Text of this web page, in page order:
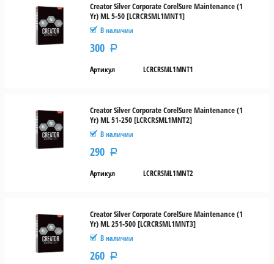
Creator Silver Corporate CorelSure Maintenance (1
Yr) ML 5-50 [LCRCRSML1MNT1]
В наличии
300 Р
Артикул LCRCRSML1MNT1
Creator Silver Corporate CorelSure Maintenance (1
Yr) ML 51-250 [LCRCRSML1MNT2]
В наличии
290 Р
Артикул LCRCRSML1MNT2
Creator Silver Corporate CorelSure Maintenance (1
Yr) ML 251-500 [LCRCRSML1MNT3]
В наличии
260 Р